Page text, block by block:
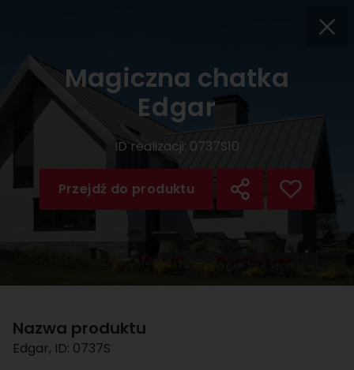
Magiczna chatka
Edgar
ID realizacji: 0737S10
Przejdź do produktu
Nazwa produktu
Edgar, ID: 0737S